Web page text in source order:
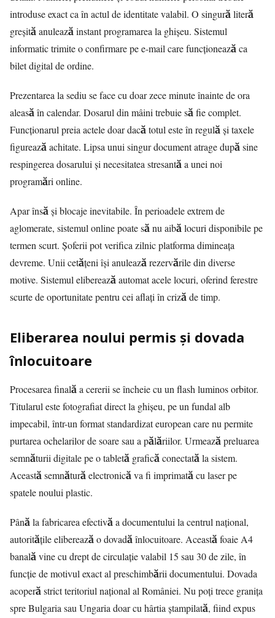
introduse exact ca în actul de identitate valabil. O singură literă
greșită anulează instant programarea la ghișeu. Sistemul
informatic trimite o confirmare pe e-mail care funcționează ca
bilet digital de ordine.
Prezentarea la sediu se face cu doar zece minute înainte de ora
aleasă în calendar. Dosarul din mâini trebuie să fie complet.
Funcționarul preia actele doar dacă totul este în regulă și taxele
figurează achitate. Lipsa unui singur document atrage după sine
respingerea dosarului și necesitatea stresantă a unei noi
programări online.
Apar însă și blocaje inevitabile. În perioadele extrem de
aglomerate, sistemul online poate să nu aibă locuri disponibile pe
termen scurt. Șoferii pot verifica zilnic platforma dimineața
devreme. Unii cetățeni își anulează rezervările din diverse
motive. Sistemul eliberează automat acele locuri, oferind ferestre
scurte de oportunitate pentru cei aflați în criză de timp.
Eliberarea noului permis și dovada
înlocuitoare
Procesarea finală a cererii se încheie cu un flash luminos orbitor.
Titularul este fotografiat direct la ghișeu, pe un fundal alb
impecabil, într-un format standardizat european care nu permite
purtarea ochelarilor de soare sau a pălăriilor. Urmează preluarea
semnăturii digitale pe o tabletă grafică conectată la sistem.
Această semnătură electronică va fi imprimată cu laser pe
spatele noului plastic.
Până la fabricarea efectivă a documentului la centrul național,
autoritățile eliberează o dovadă înlocuitoare. Această foaie A4
banală vine cu drept de circulație valabil 15 sau 30 de zile, în
funcție de motivul exact al preschimbării documentului. Dovada
acoperă strict teritoriul național al României. Nu poți trece granița
spre Bulgaria sau Ungaria doar cu hârtia ștampilată, fiind expus